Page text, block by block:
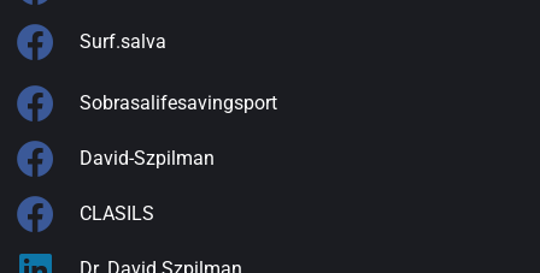
Surf.salva
Sobrasalifesavingsport
David-Szpilman
CLASILS